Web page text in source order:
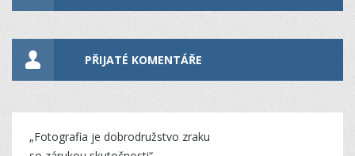
PŘIJATÉ KOMENTÁŘE
„Fotografia je dobrodružstvo zraku